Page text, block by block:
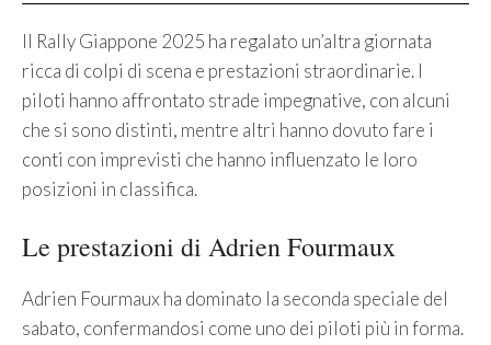
Il Rally Giappone 2025 ha regalato un’altra giornata
ricca di colpi di scena e prestazioni straordinarie. I
piloti hanno affrontato strade impegnative, con alcuni
che si sono distinti, mentre altri hanno dovuto fare i
conti con imprevisti che hanno influenzato le loro
posizioni in classifica.
Le prestazioni di Adrien Fourmaux
Adrien Fourmaux ha dominato la seconda speciale del
sabato, confermandosi come uno dei piloti più in forma.